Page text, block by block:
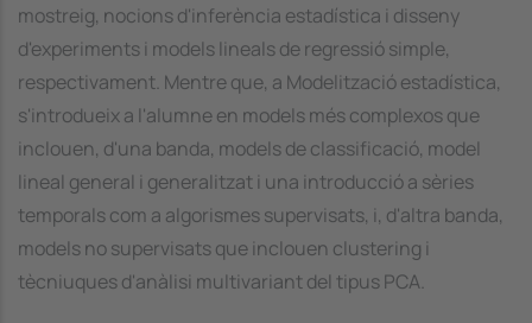
mostreig, nocions d'inferència estadística i disseny
d'experiments i models lineals de regressió simple,
respectivament. Mentre que, a Modelització estadística,
s'introdueix a l'alumne en models més complexos que
inclouen, d'una banda, models de classificació, model
lineal general i generalitzat i una introducció a sèries
temporals com a algorismes supervisats, i, d'altra banda,
models no supervisats que inclouen clustering i
tècniuques d'anàlisi multivariant del tipus PCA.